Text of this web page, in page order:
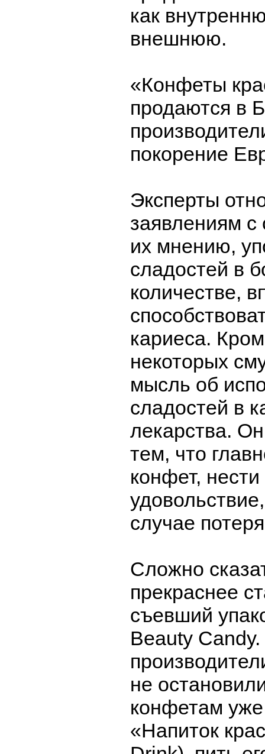
как
внешнюю.
«Конфеты
продаются в
покорение
Эксперты
заявлениям
их мнению,
сладостей в
количестве,
кариеса.
некоторых
мысль об
сладостей в
лекарства.
тем, что
конфет,
случае
Сложно
прекраснее
съевший
Beauty
не
конфетам
«Напиток